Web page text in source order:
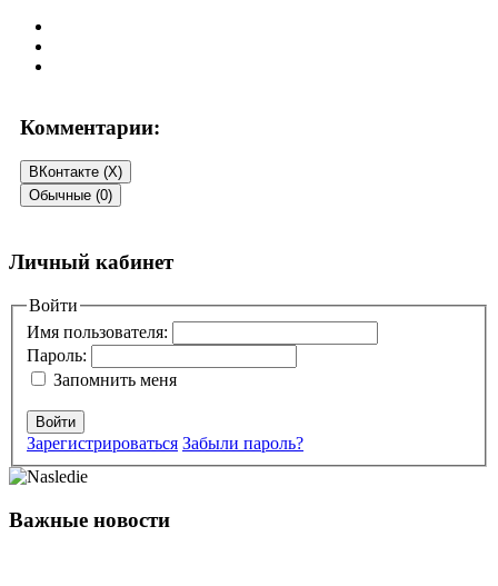
Комментарии:
ВКонтакте (X)
Обычные (0)
Добавить комментарий
Ваш адрес email не будет опубликован. Обязательные поля
помечены*
Комментарий*
Личный кабинет
Войти
Имя пользователя:
Пароль:
Запомнить меня
Войти
Зарегистрироваться Забыли пароль?
Важные новости